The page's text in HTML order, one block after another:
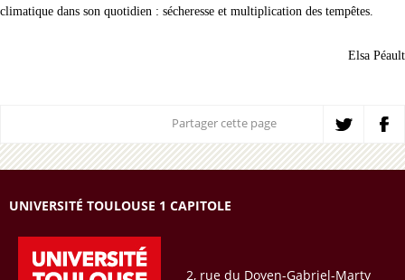
climatique dans son quotidien : sécheresse et multiplication des tempêtes.
Elsa Péault
Partager cette page
UNIVERSITÉ TOULOUSE 1 CAPITOLE
2, rue du Doyen-Gabriel-Marty